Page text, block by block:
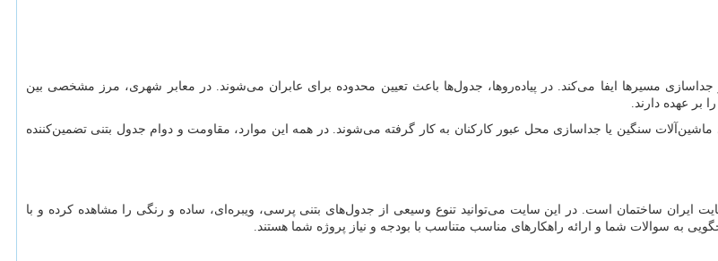
مسیرها ایفا می‌کند. در پیاده‌روها، جدول‌ها باعث تعیین محدوده برای عابران می‌شوند. در معابر شهری، مرز مشخصی بین
بر عهده دارند.
سنگین یا جداسازی محل عبور کارکنان به کار گرفته می‌شوند. در همه این موارد، مقاومت و دوام جدول بتنی تضمین‌کننده
سایت ایران ساختمان است. در این سایت می‌توانید تنوع وسیعی از جدول‌های بتنی پرسی، ویبره‌ای، ساده و رنگی را مشاهده کرده و با
به سوالات شما و ارائه راهکارهای مناسب متناسب با بودجه و نیاز پروژه شما هستند.